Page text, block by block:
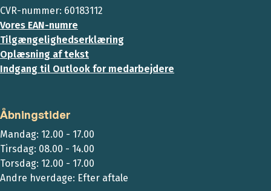
CVR-nummer: 60183112
Vores EAN-numre
Tilgængelighedserklæring
Oplæsning af tekst
Indgang til Outlook for medarbejdere
Åbningstider
Mandag: 12.00 - 17.00
Tirsdag: 08.00 - 14.00
Torsdag: 12.00 - 17.00
Andre hverdage: Efter aftale